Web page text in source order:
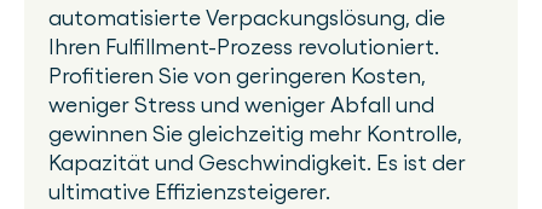
automatisierte Verpackungslösung, die
Ihren Fulfillment-Prozess revolutioniert.
Profitieren Sie von geringeren Kosten,
weniger Stress und weniger Abfall und
gewinnen Sie gleichzeitig mehr Kontrolle,
Kapazität und Geschwindigkeit. Es ist der
ultimative Effizienzsteigerer.